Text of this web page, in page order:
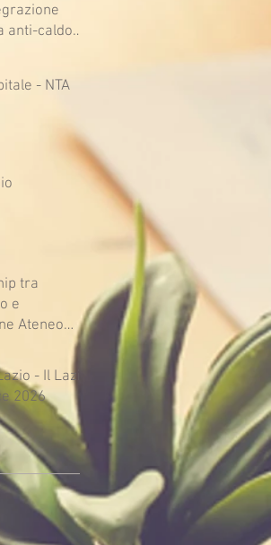
anti-caldo
- NTA
tra
e
Ateneo
- Il Lazio
2026
post